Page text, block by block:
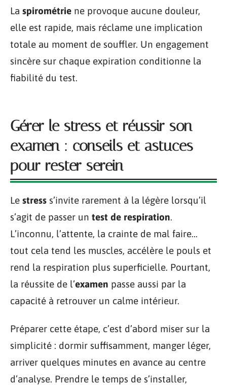
La spirométrie ne provoque aucune douleur,
elle est rapide, mais réclame une implication
totale au moment de souffler. Un engagement
sincère sur chaque expiration conditionne la
fiabilité du test.
Gérer le stress et réussir son
examen : conseils et astuces
pour rester serein
Le stress s’invite rarement à la légère lorsqu’il
s’agit de passer un test de respiration.
L’inconnu, l’attente, la crainte de mal faire…
tout cela tend les muscles, accélère le pouls et
rend la respiration plus superficielle. Pourtant,
la réussite de l’examen passe aussi par la
capacité à retrouver un calme intérieur.
Préparer cette étape, c’est d’abord miser sur la
simplicité : dormir suffisamment, manger léger,
arriver quelques minutes en avance au centre
d’analyse. Prendre le temps de s’installer,